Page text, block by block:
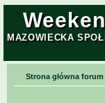
MAZOWIECKA
Strona główna forum